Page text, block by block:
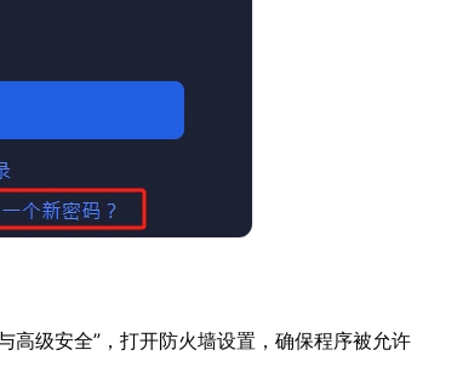
高级安全”，打开防火墙设置，确保程序被允许